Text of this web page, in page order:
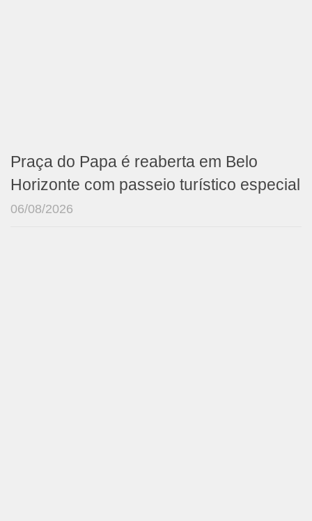
Praça do Papa é reaberta em Belo
Horizonte com passeio turístico especial
06/08/2026